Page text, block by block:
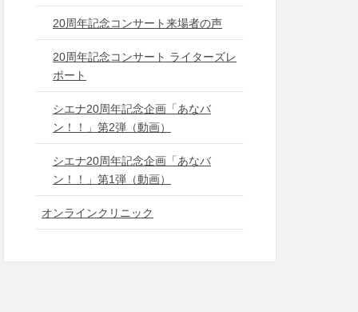
20周年記念コンサート来場者の声
20周年記念コンサート ライターズレ
ポート
シエナ20周年記念企画「あなバ
ン！！」第2弾（動画）
シエナ20周年記念企画「あなバ
ン！！」第1弾（動画）
オンラインクリニック